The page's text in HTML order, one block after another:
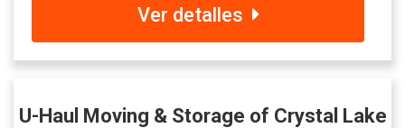
Ver detalles
U-Haul Moving & Storage of Crystal Lake